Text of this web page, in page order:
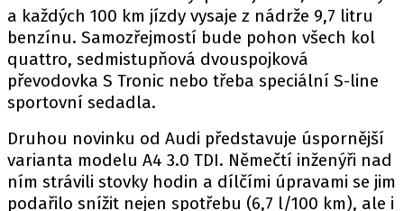
PIT LANE
ČEŠI V AKCI
FIA CEZ & POHÁRY
MEZINÁRODNÍ SCÉNA
SLEDUJTE NÁS NA |
a každých 100 km jízdy vysaje z nádrže 9,7 litru
benzínu. Samozřejmostí bude pohon všech kol
quattro, sedmistupňová dvouspojková
převodovka S Tronic nebo třeba speciální S-line
sportovní sedadla.
Druhou novinku od Audi představuje úspornější
varianta modelu A4 3.0 TDI. Němečtí inženýři nad
ním strávili stovky hodin a dílčími úpravami se jim
podařilo snížit nejen spotřebu (6,7 l/100 km), ale i